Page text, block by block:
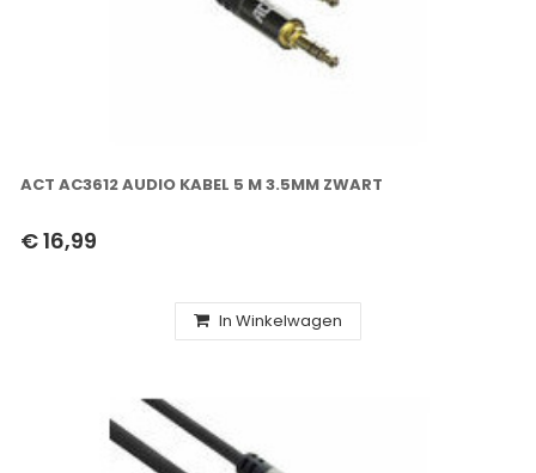
ACT AC3612 AUDIO KABEL 5 M 3.5MM ZWART
€ 16,99
In Winkelwagen